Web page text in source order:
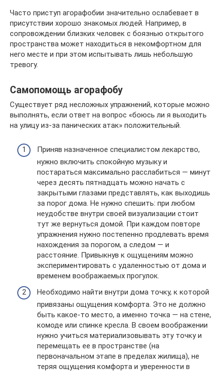
Часто приступ агорафобии значительно ослабевает в
присутствии хорошо знакомых людей. Например, в
сопровождении близких человек с боязнью открытого
пространства может находиться в некомфортном для
него месте и при этом испытывать лишь небольшую
тревогу.
Самопомощь агорафобу
Существует ряд несложных упражнений, которые можно
выполнять, если ответ на вопрос «боюсь ли я выходить
на улицу из-за панических атак» положительный.
Приняв назначенное специалистом лекарство,
нужно включить спокойную музыку и
постараться максимально расслабиться — минут
через десять пятнадцать можно начать с
закрытыми глазами представлять, как выходишь
за порог дома. Не нужно спешить: при любом
неудобстве внутри своей визуализации стоит
тут же вернуться домой. При каждом повторе
упражнения нужно постепенно продлевать время
нахождения за порогом, а следом — и
расстояние. Привыкнув к ощущениям можно
экспериментировать с удаленностью от дома и
временем воображаемых прогулок.
Необходимо найти внутри дома точку, к которой
привязаны ощущения комфорта. Это не должно
быть какое-то место, а именно точка — на стене,
комоде или спинке кресла. В своем воображении
нужно учиться материализовывать эту точку и
перемещать ее в пространстве (на
первоначальном этапе в пределах жилища), не
теряя ощущения комфорта и уверенности в